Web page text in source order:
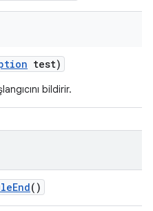
test)
bildirir.
End()